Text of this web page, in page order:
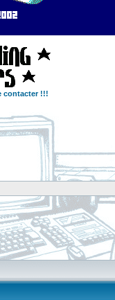
contacter !!!